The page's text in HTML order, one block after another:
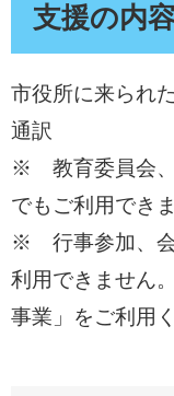
支援の内
市役所に来られ
通訳
※ 教育委員会、
でもご利用できま
※ 行事参加、会
利用できません
事業」をご利用